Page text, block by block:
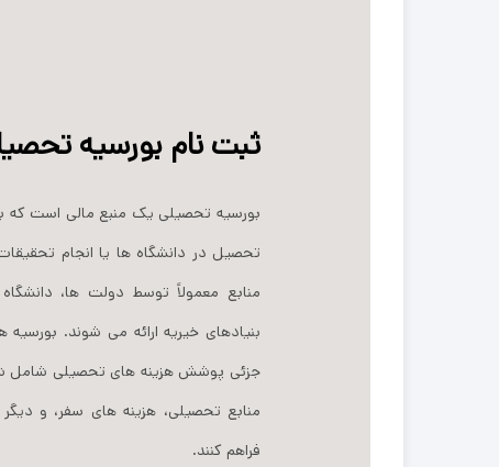
ثبت نام بورسیه
بورسیه تحصیلی یک منبع مالی است که
تحصیل در دانشگاه ‌ها یا انجام
منابع معمولاً توسط دولت‌ ها،
بنیادهای خیریه ارائه می ‌شوند.
جزئی پوشش هزینه ‌های تحصیلی شامل
منابع تحصیلی، هزینه ‌های سفر، و
فراهم کنند.